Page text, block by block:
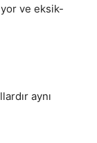
ve eksik-
aynı